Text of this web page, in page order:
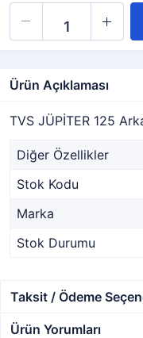
Ürün Açıklaması
TVS JÜPİTER 125
Diğer Özellikler
Stok Kodu
Marka
Stok Durumu
Taksit / Ödeme
Ürün Yorumları